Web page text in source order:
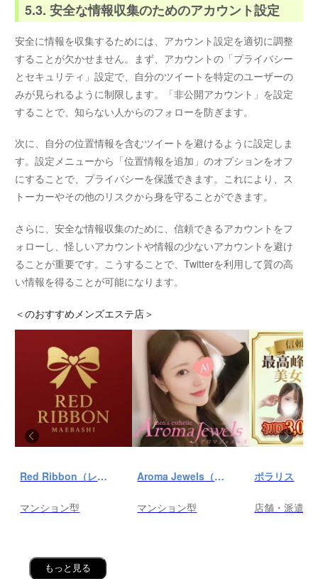
5.3. 安全な情報収集のためのアカウント設定
安全に情報を収集するためには、アカウント設定を適切に調整
することが欠かせません。まず、アカウントの「プライバシー
とセキュリティ」設定で、自分のツイートを特定のユーザーの
みが見られるように制限します。「非公開アカウント」を設定
することで、知らない人からのフォローを防ぎます。
次に、自分の位置情報を含むツイートを避けるように設定しま
す。設定メニューから「位置情報を追加」のオプションをオフ
にすることで、プライバシーを保護できます。これにより、ス
トーカーやその他のリスクから身を守ることができます。
さらに、安全な情報収集のために、信頼できるアカウントをフ
ォローし、怪しいアカウントや情報の少ないアカウントを避け
ることが重要です。こうすることで、Twitterを利用して質の高
い情報を得ることが可能になります。
＜のおすすめメンズエステ店＞
Red Ribbon（レッドリボン）前橋
マンション型
Aroma Jewels（アロマ ジュエルズ）秋葉原ルーム
マンション型
ポラリス
店舗・派遣
もっと見る